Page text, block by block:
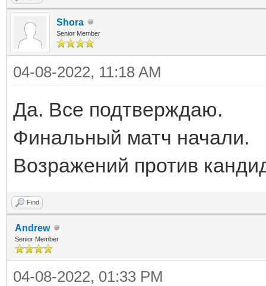
Shora
Senior Member
04-08-2022, 11:18 AM
Да. Все подтверждаю.
Финальный матч начали.
Возражений против
Find
Andrew
Senior Member
04-08-2022, 01:33 PM